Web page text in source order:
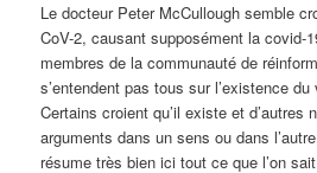
Le docteur Peter McCullough semble
CoV-2, causant supposément la covid-
membres de la communauté de
s’entendent pas tous sur l’existence
Certains croient qu’il existe et d’autres
arguments dans un sens ou dans
résume très bien ici tout ce que l’on